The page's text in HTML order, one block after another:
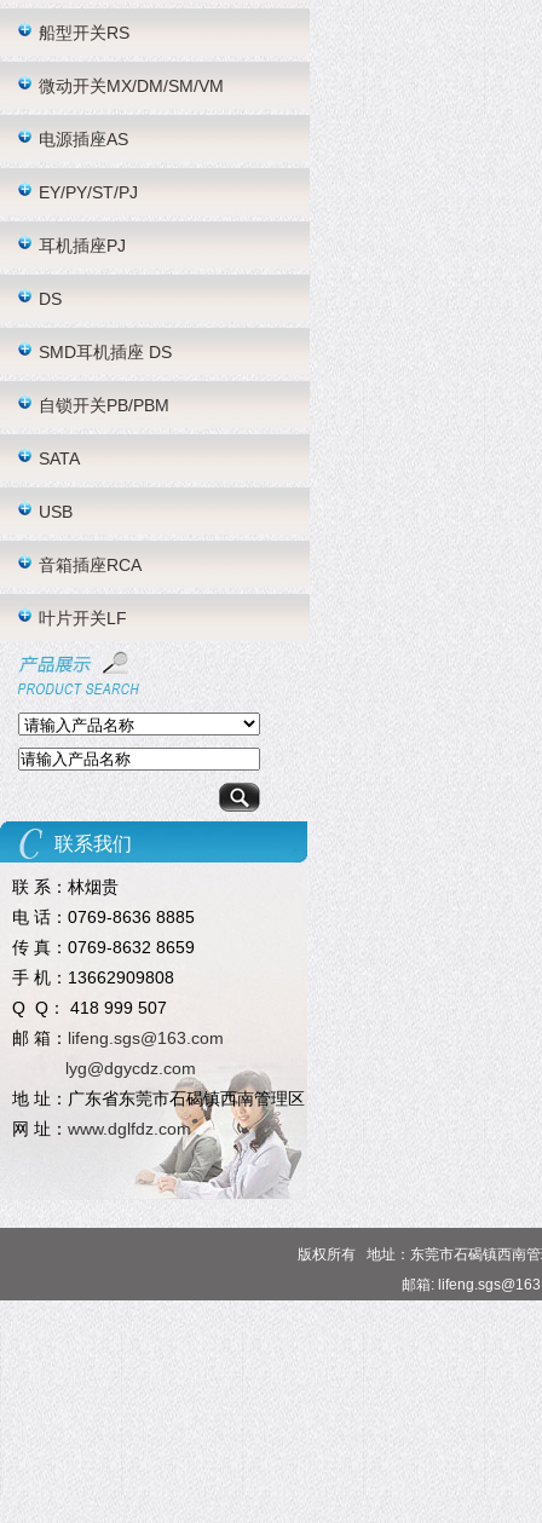
船型开关RS
微动开关MX/DM/SM/VM
电源插座AS
EY/PY/ST/PJ
耳机插座PJ
DS
SMD耳机插座 DS
自锁开关PB/PBM
SATA
USB
音箱插座RCA
叶片开关LF
联系我们
联 系：林烟贵
电 话：0769-8636 8885
传 真：0769-8632 8659
手 机：13662909808
Q Q： 418 999 507
邮 箱： lifeng.sgs@163.com
lyg@dgycdz.com
地 址：广东省东莞市石碣镇西南管理区
网 址： www.dglfdz.com
版权所有 地址：东莞市石碣镇西南
邮箱: